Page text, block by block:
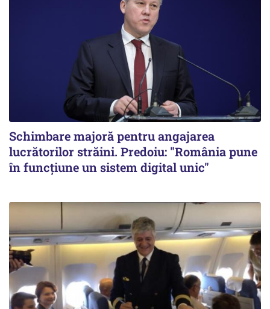
Schimbare majoră pentru angajarea
lucrătorilor străini. Predoiu: "România pune
în funcțiune un sistem digital unic"